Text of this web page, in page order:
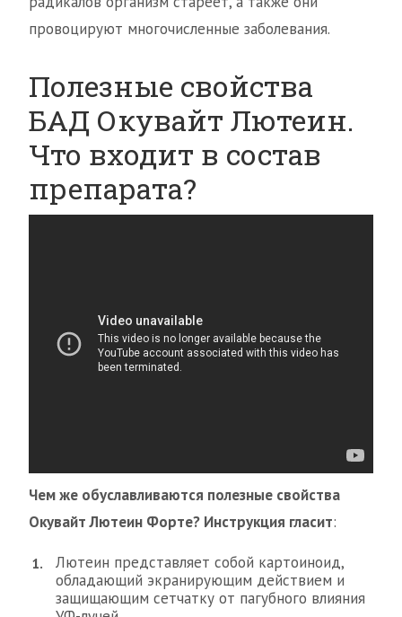
провоцируют многочисленные заболевания.
Полезные свойства
БАД Окувайт Лютеин.
Что входит в состав
препарата?
Чем же обуславливаются полезные свойства
Окувайт Лютеин Форте? Инструкция гласит:
Лютеин представляет собой картоиноид,
обладающий экранирующим действием и
защищающим сетчатку от пагубного влияния